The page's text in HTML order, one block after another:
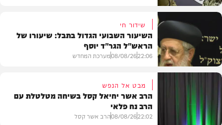
חדשות
וידאו
שידור חי
השיעור השבועי הגדול בתבל: שיעורו של
הראש"ל הגר"ד יוסף
22:06
08/08/26מערכת המחדש
מבט אל הנפש
הרב אשר יחיאל קסל בשיחה מטלטלת עם
הרב נח פלאי
22:02
08/08/26הרב אשר קסל